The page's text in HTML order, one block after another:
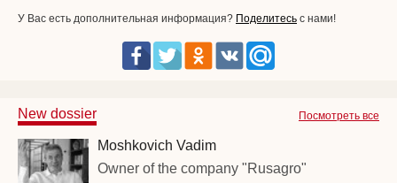
У Вас есть дополнительная информация? Поделитесь с нами!
Посмотреть все
New dossier
Moshkovich Vadim
Owner of the company "Rusagro"